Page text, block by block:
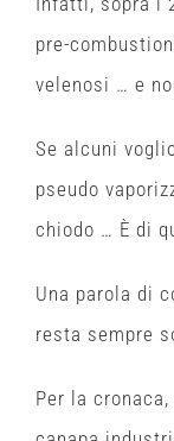
pre-
velenosi … e
Se alcuni
pseudo
chiodo … È di
Una parola di
resta sempre
Per la